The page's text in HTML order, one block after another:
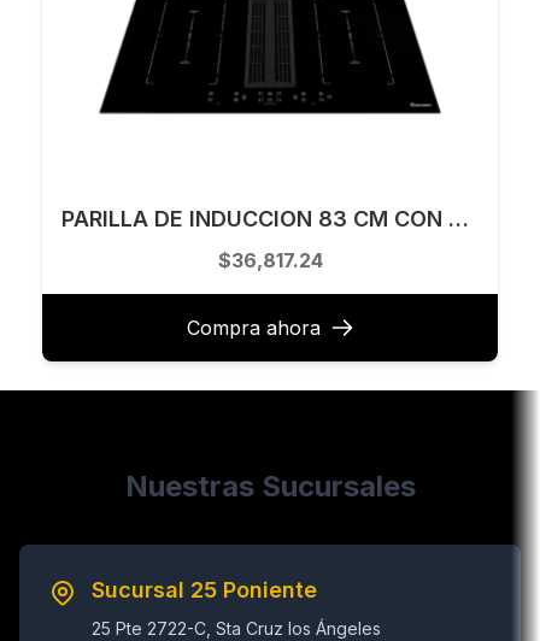
PARILLA DE INDUCCION 83 CM CON EXTRACCION TECNOLAM MODELO TIE83.NE
$36,817.24
Compra ahora
Nuestras Sucursales
Sucursal 25 Poniente
25 Pte 2722-C, Sta Cruz los Ángeles